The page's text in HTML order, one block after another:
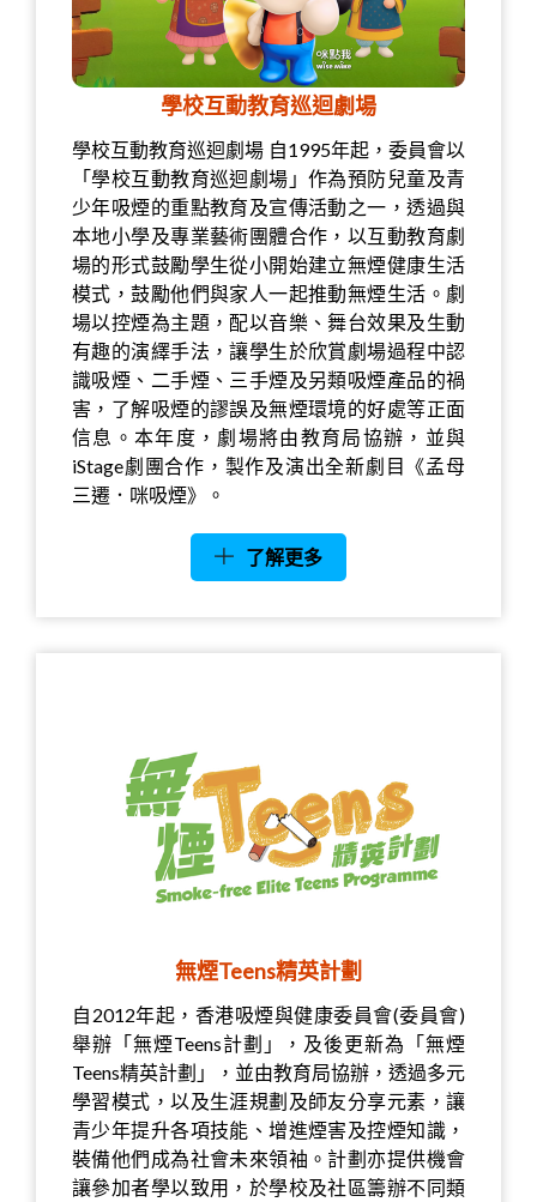
學校互動教育巡迴劇場
學校互動教育巡迴劇場 自1995年起，委員會以
「學校互動教育巡迴劇場」作為預防兒童及青
少年吸煙的重點教育及宣傳活動之一，透過與
本地小學及專業藝術團體合作，以互動教育劇
場的形式鼓勵學生從小開始建立無煙健康生活
模式，鼓勵他們與家人一起推動無煙生活。劇
場以控煙為主題，配以音樂、舞台效果及生動
有趣的演繹手法，讓學生於欣賞劇場過程中認
識吸煙、二手煙、三手煙及另類吸煙產品的禍
害，了解吸煙的謬誤及無煙環境的好處等正面
信息。本年度，劇場將由教育局協辦，並與
iStage劇團合作，製作及演出全新劇目《孟母
三遷．咪吸煙》。
了解更多
無煙Teens精英計劃
自2012年起，香港吸煙與健康委員會(委員會)
舉辦「無煙Teens計劃」，及後更新為「無煙
Teens精英計劃」，並由教育局協辦，透過多元
學習模式，以及生涯規劃及師友分享元素，讓
青少年提升各項技能、增進煙害及控煙知識，
裝備他們成為社會未來領袖。計劃亦提供機會
讓參加者學以致用，於學校及社區籌辦不同類